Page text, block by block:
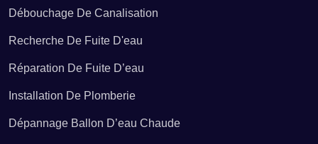
Débouchage de canalisation Ars-en-Ré
Débouchage De Canalisation
Recherche De Fuite D'eau
Réparation De Fuite D’eau
Installation De Plomberie
Dépannage Ballon D’eau Chaude